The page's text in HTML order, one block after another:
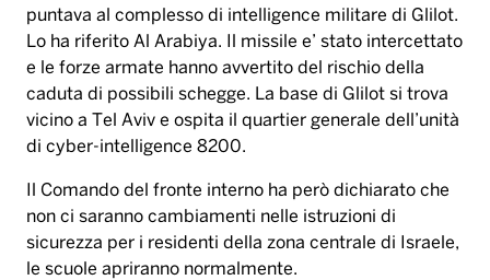
puntava al complesso di intelligence militare di Glilot.
Lo ha riferito Al Arabiya. Il missile e’ stato intercettato
e le forze armate hanno avvertito del rischio della
caduta di possibili schegge. La base di Glilot si trova
vicino a Tel Aviv e ospita il quartier generale dell’unità
di cyber-intelligence 8200.
Il Comando del fronte interno ha però dichiarato che
non ci saranno cambiamenti nelle istruzioni di
sicurezza per i residenti della zona centrale di Israele,
le scuole apriranno normalmente.